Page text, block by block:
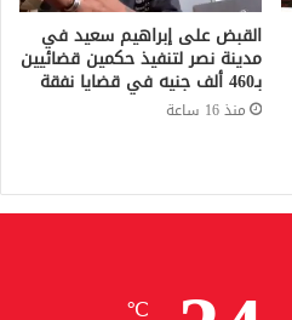
القبض على إبراهيم سعيد في
مدينة نصر لتنفيذ حكمين قضائيين
بـ460 ألف جنيه في قضايا نفقة
منذ 16 ساعة
℃